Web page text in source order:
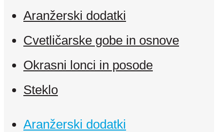
Aranžerski dodatki
Cvetličarske gobe in osnove
Okrasni lonci in posode
Steklo
Aranžerski dodatki